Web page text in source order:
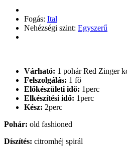
Fogás: Ital
Nehézségi szint: Egyszerű
Várható: 1 pohár Red Zinger
Felszolgálás: 1 fő
Előkészületi idő: 1perc
Elkészítési idő: 1perc
Kész: 2perc
Pohár: old fashioned
Díszítés: citromhéj spirál